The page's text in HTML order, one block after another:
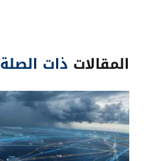
المقالات ذات الصلة